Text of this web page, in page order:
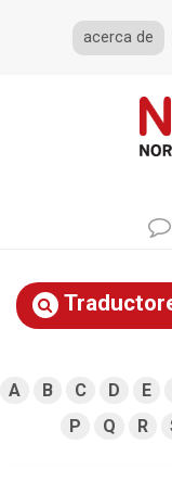
acerca de
A B C D E
P
Q R